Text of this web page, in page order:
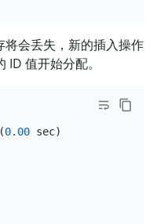
将会丢失，新的插入操作
值开始分配。
0.00 sec)